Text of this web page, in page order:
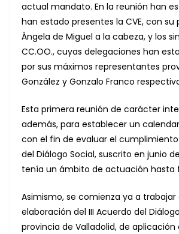
actual mandato. En la reunión han
han estado presentes la CVE, con su
Ángela de Miguel a la cabeza, y los
CC.OO., cuyas delegaciones han
por sus máximos representantes
González y Gonzalo Franco
Esta primera reunión de carácter
además, para establecer un
con el fin de evaluar el cumplimiento
del Diálogo Social, suscrito en junio
tenía un ámbito de actuación hasta
Asimismo, se comienza ya a trabajar
elaboración del III Acuerdo del
provincia de Valladolid, de aplicación